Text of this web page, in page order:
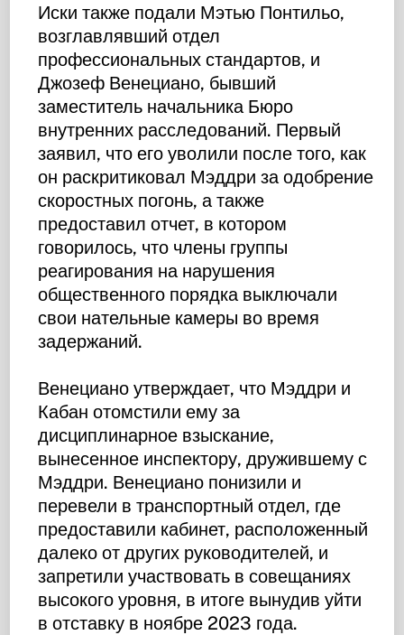
Иски также подали Мэтью Понтильо,
возглавлявший отдел
профессиональных стандартов, и
Джозеф Венециано, бывший
заместитель начальника Бюро
внутренних расследований. Первый
заявил, что его уволили после того, как
он раскритиковал Мэддри за одобрение
скоростных погонь, а также
предоставил отчет, в котором
говорилось, что члены группы
реагирования на нарушения
общественного порядка выключали
свои нательные камеры во время
задержаний.
Венециано утверждает, что Мэддри и
Кабан отомстили ему за
дисциплинарное взыскание,
вынесенное инспектору, дружившему с
Мэддри. Венециано понизили и
перевели в транспортный отдел, где
предоставили кабинет, расположенный
далеко от других руководителей, и
запретили участвовать в совещаниях
высокого уровня, в итоге вынудив уйти
в отставку в ноябре 2023 года.